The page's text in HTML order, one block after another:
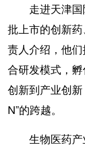
走进天津国
批上市的创新
责人介绍，他
合研发模式，
创新到产业创
N”的跨越。
生物医药产